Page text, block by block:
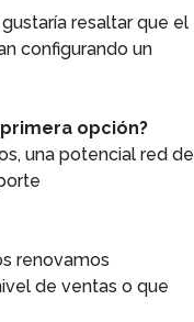
resaltar que el
configurando un
opción?
una potencial red de
renovamos
de ventas o que